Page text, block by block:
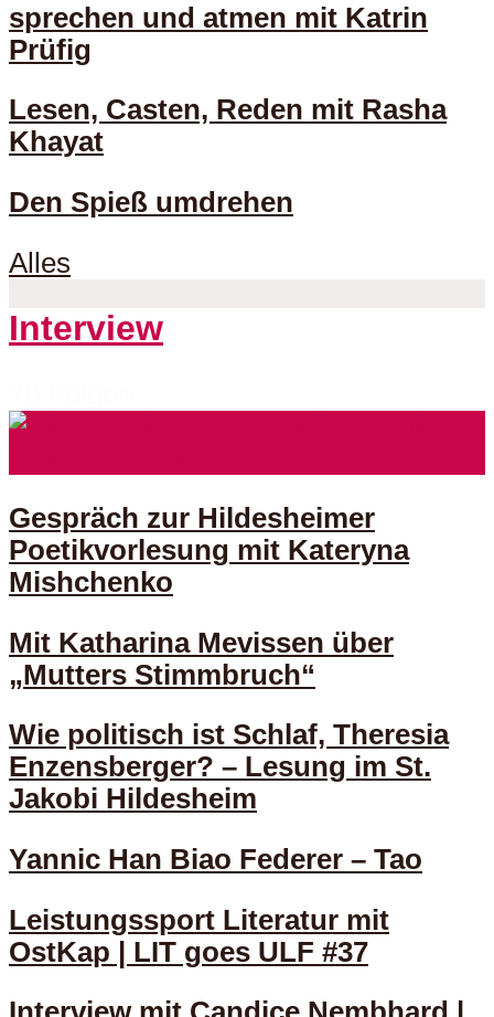
sprechen und atmen mit Katrin
Prüfig
Lesen, Casten, Reden mit Rasha
Khayat
Den Spieß umdrehen
Alles
Interview
Gespräch zur Hildesheimer
Poetikvorlesung mit Kateryna
Mishchenko
Mit Katharina Mevissen über
„Mutters Stimmbruch“
Wie politisch ist Schlaf, Theresia
Enzensberger? – Lesung im St.
Jakobi Hildesheim
Yannic Han Biao Federer – Tao
Leistungssport Literatur mit
OstKap | LIT goes ULF #37